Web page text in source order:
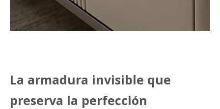
La armadura invisible que
preserva la perfección